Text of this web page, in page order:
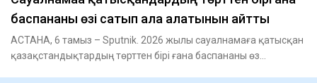
баспананы өзі сатып ала алатынын айтты
АСТАНА, 6 тамыз – Sputnik. 2026 жылы сауалнамаға қатысқан
қазақстандықтардың төрттен бірі ғана баспананы өз